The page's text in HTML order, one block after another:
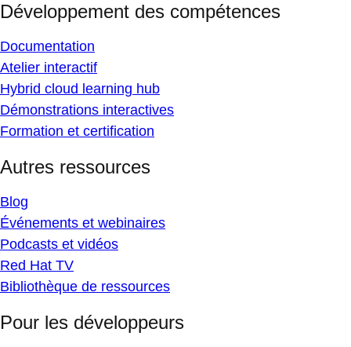
Développement des compétences
Documentation
Atelier interactif
Hybrid cloud learning hub
Démonstrations interactives
Formation et certification
Autres ressources
Blog
Événements et webinaires
Podcasts et vidéos
Red Hat TV
Bibliothèque de ressources
Pour les développeurs